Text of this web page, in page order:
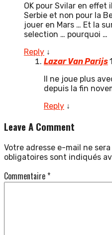
OK pour Svilar en effet
Serbie et non pour la
jouer en Mars … Et la
selection … pourquoi …
Reply ↓
Lazar Van Parijs
Il ne joue plus
depuis la fin
Reply ↓
Leave A Comment
Votre adresse e-mail ne sera
obligatoires sont indiqués
Commentaire*